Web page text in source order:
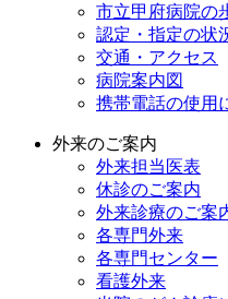
市立甲府病院の
認定・指定の状
交通・アクセス
病院案内図
携帯電話の使用
外来のご案内
外来担当医表
休診のご案内
外来診療のご案
各専門外来
各専門センター
看護外来